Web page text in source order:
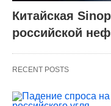
Китайская
российской
RECENT POSTS